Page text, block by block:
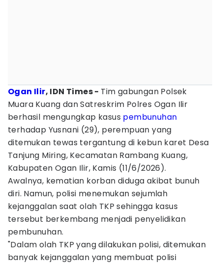
Ogan Ilir, IDN Times - Tim gabungan Polsek
Muara Kuang dan Satreskrim Polres Ogan Ilir
berhasil mengungkap kasus pembunuhan
terhadap Yusnani (29), perempuan yang
ditemukan tewas tergantung di kebun karet Desa
Tanjung Miring, Kecamatan Rambang Kuang,
Kabupaten Ogan Ilir, Kamis (11/6/2026).
Awalnya, kematian korban diduga akibat bunuh
diri. Namun, polisi menemukan sejumlah
kejanggalan saat olah TKP sehingga kasus
tersebut berkembang menjadi penyelidikan
pembunuhan.
"Dalam olah TKP yang dilakukan polisi, ditemukan
banyak kejanggalan yang membuat polisi